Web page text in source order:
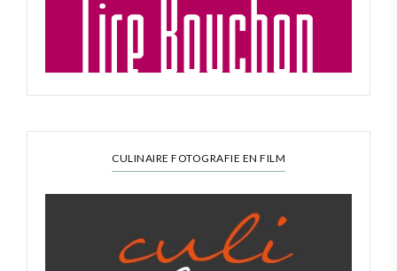
CULINAIRE FOTOGRAFIE EN FILM